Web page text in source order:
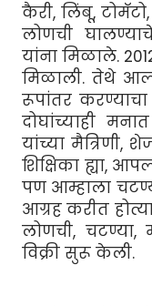
कैरी, लिंबू,
लोणची
यांना मिळाले.
मिळाली. तेथे
रूपांतर
दोघांच्याही
यांच्या मैत्रिणी,
शिक्षिका ह्या,
पण आम्हाला
आग्रह करीत
लोणची,
विक्री सुरू केली.